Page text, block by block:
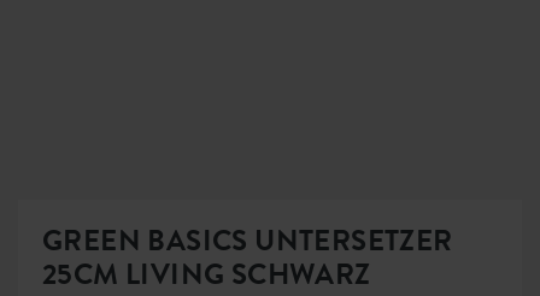
GREEN BASICS UNTERSETZER
25CM LIVING SCHWARZ